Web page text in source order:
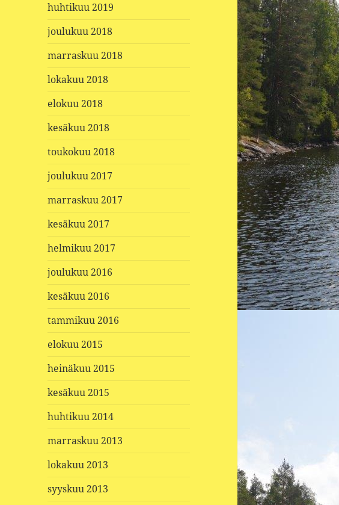
huhtikuu 2019
joulukuu 2018
marraskuu 2018
lokakuu 2018
elokuu 2018
kesäkuu 2018
toukokuu 2018
joulukuu 2017
marraskuu 2017
kesäkuu 2017
helmikuu 2017
joulukuu 2016
kesäkuu 2016
tammikuu 2016
elokuu 2015
heinäkuu 2015
kesäkuu 2015
huhtikuu 2014
marraskuu 2013
lokakuu 2013
syyskuu 2013